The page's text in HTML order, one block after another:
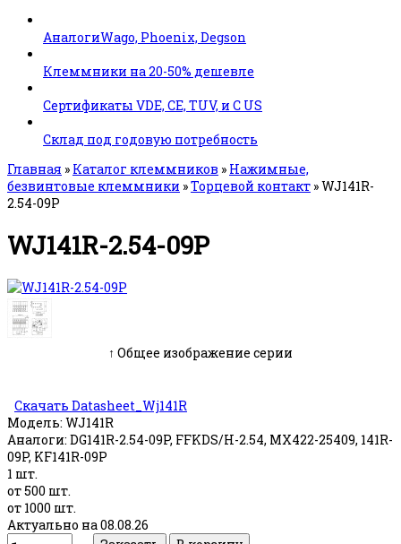
АналогиWago, Phoenix, Degson
Клеммники на 20-50% дешевле
Сертификаты VDE, CE, TUV, и C US
Склад под годовую потребность
Главная » Каталог клеммников » Нажимные,
безвинтовые клеммники »Торцевой контакт »WJ141R-
2.54-09P
WJ141R-2.54-09P
↑ Общее изображение серии
Скачать Datasheet_Wj141R
Модель: WJ141R
Аналоги: DG141R-2.54-09P, FFKDS/H-2.54, MX422-25409, 141R-
09P, KF141R-09P
1 шт.
от 500 шт.
от 1000 шт.
Актуально на 08.08.26